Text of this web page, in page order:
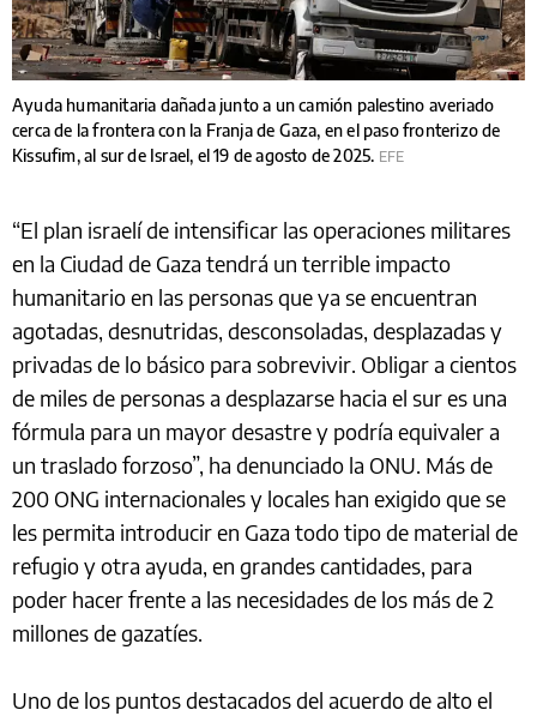
Ayuda humanitaria dañada junto a un camión palestino averiado
cerca de la frontera con la Franja de Gaza, en el paso fronterizo de
Kissufim, al sur de Israel, el 19 de agosto de 2025. EFE
“El plan israelí de intensificar las operaciones militares
en la Ciudad de Gaza tendrá un terrible impacto
humanitario en las personas que ya se encuentran
agotadas, desnutridas, desconsoladas, desplazadas y
privadas de lo básico para sobrevivir. Obligar a cientos
de miles de personas a desplazarse hacia el sur es una
fórmula para un mayor desastre y podría equivaler a
un traslado forzoso”, ha denunciado la ONU. Más de
200 ONG internacionales y locales han exigido que se
les permita introducir en Gaza todo tipo de material de
refugio y otra ayuda, en grandes cantidades, para
poder hacer frente a las necesidades de los más de 2
millones de gazatíes.
Uno de los puntos destacados del acuerdo de alto el